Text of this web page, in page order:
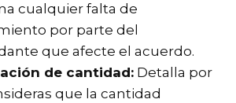
cualquier falta de
por parte del
que afecte el acuerdo.
de cantidad: Detalla por
que la cantidad